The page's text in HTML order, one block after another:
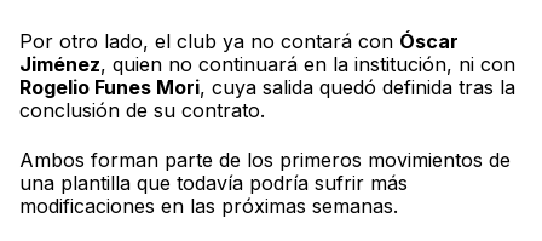
Por otro lado, el club ya no contará con Óscar
Jiménez, quien no continuará en la institución, ni con
Rogelio Funes Mori, cuya salida quedó definida tras la
conclusión de su contrato.
Ambos forman parte de los primeros movimientos de
una plantilla que todavía podría sufrir más
modificaciones en las próximas semanas.